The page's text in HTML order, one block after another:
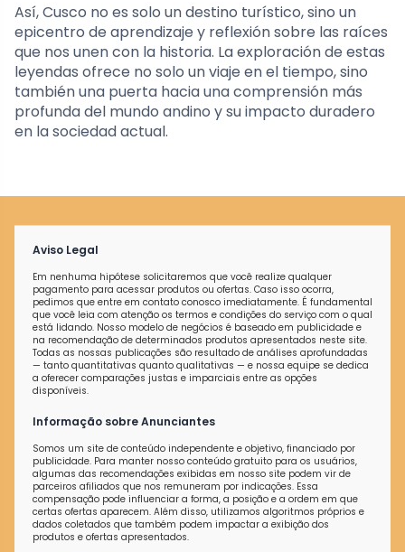
Así, Cusco no es solo un destino turístico, sino un
epicentro de aprendizaje y reflexión sobre las raíces
que nos unen con la historia. La exploración de estas
leyendas ofrece no solo un viaje en el tiempo, sino
también una puerta hacia una comprensión más
profunda del mundo andino y su impacto duradero
en la sociedad actual.
Aviso Legal
Em nenhuma hipótese solicitaremos que você realize qualquer
pagamento para acessar produtos ou ofertas. Caso isso ocorra,
pedimos que entre em contato conosco imediatamente. É fundamental
que você leia com atenção os termos e condições do serviço com o qual
está lidando. Nosso modelo de negócios é baseado em publicidade e
na recomendação de determinados produtos apresentados neste site.
Todas as nossas publicações são resultado de análises aprofundadas
— tanto quantitativas quanto qualitativas — e nossa equipe se dedica
a oferecer comparações justas e imparciais entre as opções
disponíveis.
Informação sobre Anunciantes
Somos um site de conteúdo independente e objetivo, financiado por
publicidade. Para manter nosso conteúdo gratuito para os usuários,
algumas das recomendações exibidas em nosso site podem vir de
parceiros afiliados que nos remuneram por indicações. Essa
compensação pode influenciar a forma, a posição e a ordem em que
certas ofertas aparecem. Além disso, utilizamos algoritmos próprios e
dados coletados que também podem impactar a exibição dos
produtos e ofertas apresentados.